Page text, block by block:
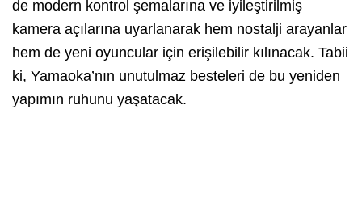
de modern kontrol şemalarına ve iyileştirilmiş
kamera açılarına uyarlanarak hem nostalji arayanlar
hem de yeni oyuncular için erişilebilir kılınacak. Tabii
ki, Yamaoka’nın unutulmaz besteleri de bu yeniden
yapımın ruhunu yaşatacak.